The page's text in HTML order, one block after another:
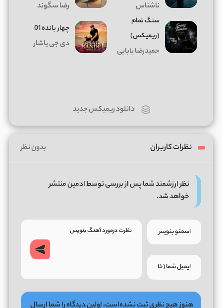
ناشناس رضا سگوند
سنگ تمام
(ریمیکس)
حمیدرضا بابایی
چهار بانده 01
دی جی یاشار
دانلود ریمیکس جدید
نظرات کاربران بدون نظر
نظر ارزشمند شما پس از بررسی توسط ادمین منتشر
خواهد شد.
هنوز هیچ نظری ثبت نشده‌است، اولین دیدگاه را شما ارسال